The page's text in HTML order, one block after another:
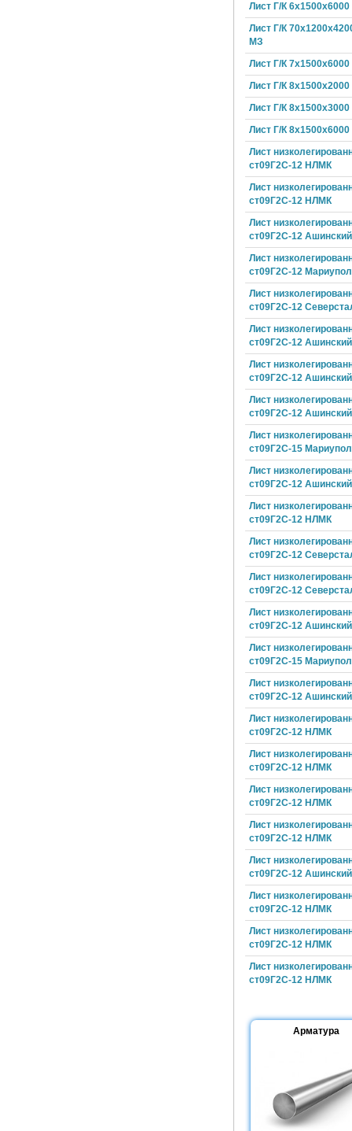
Лист Г/К
Лист Г/К
МЗ
Лист Г/К
Лист Г/К
Лист Г/К
Лист Г/К
Лист
ст09Г2С-12 НЛМК
Лист
ст09Г2С-12 НЛМК
Лист
ст09Г2С-12
Лист
ст09Г2С-12
Лист
ст09Г2С-12
Лист
ст09Г2С-12
Лист
ст09Г2С-12
Лист
ст09Г2С-12
Лист
ст09Г2С-15
Лист
ст09Г2С-12
Лист
ст09Г2С-12 НЛМК
Лист
ст09Г2С-12
Лист
ст09Г2С-12
Лист
ст09Г2С-12
Лист
ст09Г2С-15
Лист
ст09Г2С-12
Лист
ст09Г2С-12 НЛМК
Лист
ст09Г2С-12 НЛМК
Лист
ст09Г2С-12 НЛМК
Лист
ст09Г2С-12 НЛМК
Лист
ст09Г2С-12
Лист
ст09Г2С-12 НЛМК
Лист
ст09Г2С-12 НЛМК
Лист
ст09Г2С-12 НЛМК
Арматура